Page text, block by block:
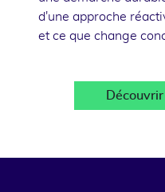
d'une approche
et ce que change